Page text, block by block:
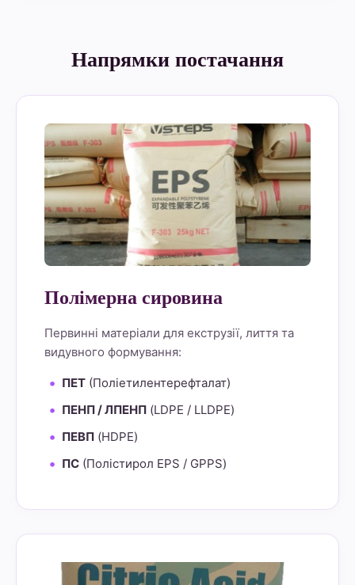
Напрямки постачання
Полімерна сировина
Первинні матеріали для екструзії, лиття та
видувного формування:
ПЕТ (Поліетилентерефталат)
ПЕНП / ЛПЕНП (LDPE / LLDPE)
ПЕВП (HDPE)
ПС (Полістирол EPS / GPPS)